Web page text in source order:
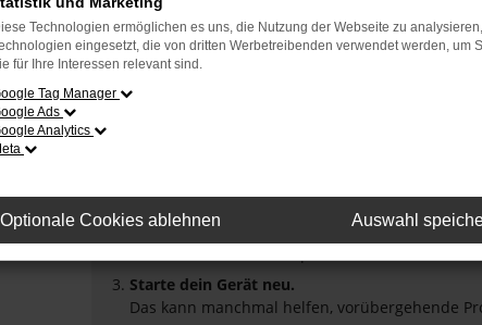
Fehler: Network Error
Beim Laden ist ein Fehler aufgetreten.
Prüfe deine Browsererweiterungen.
Manche Erweiterungen, wie Werbeblocker,
Starte dein Gerät neu.
Das kann manchmal helfen, vorübergehende
Technologien ermöglichen es uns, die Nutzung der Webseite zu
eingesetzt, die von dritten Werbetreibenden verwendet werden,
für Ihre Interessen relevant sind.
Tag Manager
Ads
Analytics
Optionale Cookies ablehnen Auswahl